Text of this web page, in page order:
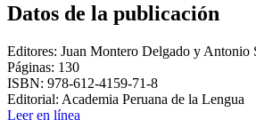
Datos de la publicación
Editores: Juan Montero Delgado y Antonio
Páginas: 130
ISBN: 978-612-4159-71-8
Editorial: Academia Peruana de la Lengua
Leer en línea